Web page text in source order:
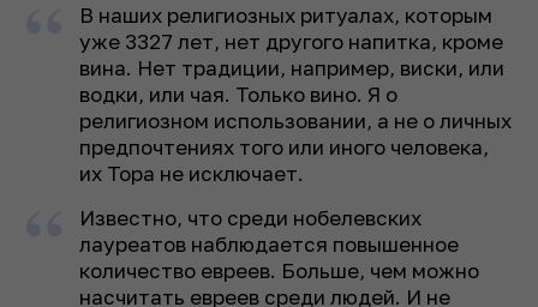
В наших религиозных ритуалах, которым
уже 3327 лет, нет другого напитка, кроме
вина. Нет традиции, например, виски, или
водки, или чая. Только вино. Я о
религиозном использовании, а не о личных
предпочтениях того или иного человека,
их Тора не исключает.
Известно, что среди нобелевских
лауреатов наблюдается повышенное
количество евреев. Больше, чем можно
насчитать евреев среди людей. И не